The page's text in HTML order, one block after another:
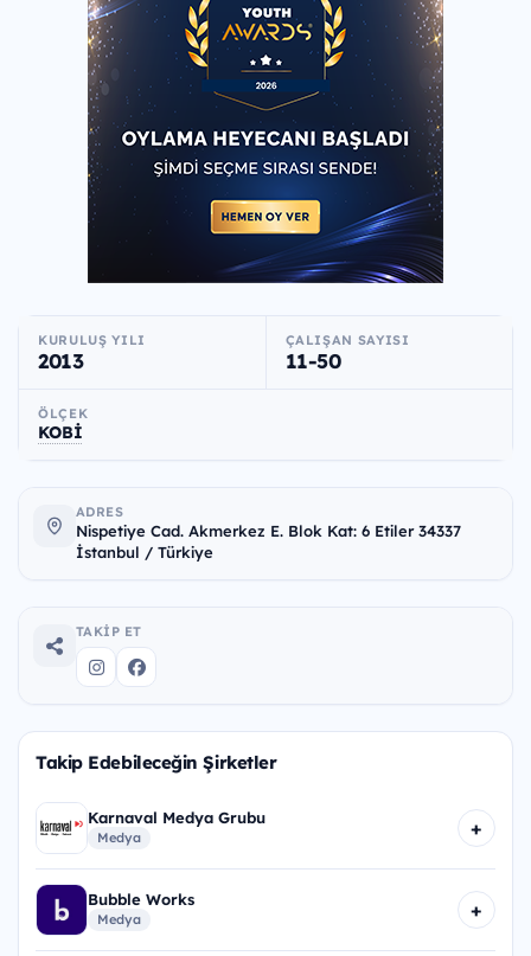
KURULUŞ YILI
2013
ÇALIŞAN SAYISI
11-50
ÖLÇEK
KOBİ
ADRES
Nispetiye Cad. Akmerkez E. Blok Kat: 6 Etiler 34337
İstanbul / Türkiye
TAKIP ET
Takip Edebileceğin Şirketler
Karnaval Medya Grubu
Medya +
Bubble Works
Medya +